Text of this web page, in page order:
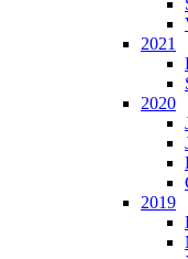
2021
2020
2019